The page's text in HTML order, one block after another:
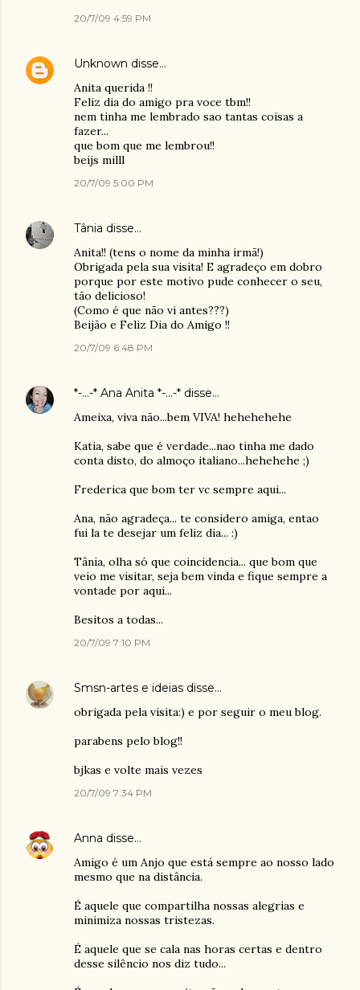
20/7/09 4:59 PM
Unknown disse…
Anita querida !!
Feliz dia do amigo pra voce tbm!!
nem tinha me lembrado sao tantas coisas a
fazer...
que bom que me lembrou!!
beijs milll
20/7/09 5:00 PM
Tânia disse…
Anita!! (tens o nome da minha irmã!)
Obrigada pela sua visita! E agradeço em dobro
porque por este motivo pude conhecer o seu,
tão delicioso!
(Como é que não vi antes???)
Beijão e Feliz Dia do Amigo !!
20/7/09 6:48 PM
*-...-* Ana Anita *-...-* disse…
Ameixa, viva não...bem VIVA! hehehehehe
Katia, sabe que é verdade...nao tinha me dado
conta disto, do almoço italiano...hehehehe ;)
Frederica que bom ter vc sempre aqui...
Ana, não agradeça... te considero amiga, entao
fui la te desejar um feliz dia... :)
Tânia, olha só que coincidencia... que bom que
veio me visitar, seja bem vinda e fique sempre a
vontade por aqui...
Besitos a todas...
20/7/09 7:10 PM
Smsn-artes e ideias disse…
obrigada pela visita:) e por seguir o meu blog.
parabens pelo blog!!
bjkas e volte mais vezes
20/7/09 7:34 PM
Anna disse…
Amigo é um Anjo que está sempre ao nosso lado
mesmo que na distância.
É aquele que compartilha nossas alegrias e
minimiza nossas tristezas.
É aquele que se cala nas horas certas e dentro
desse silêncio nos diz tudo...